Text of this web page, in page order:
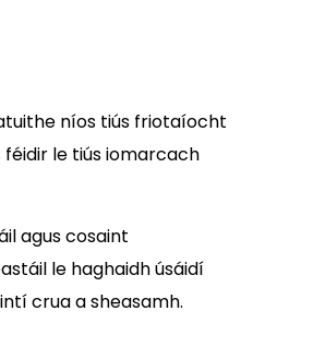
níos tiús friotaíocht
le tiús iomarcach
agus cosaint
le haghaidh úsáidí
crua a sheasamh.